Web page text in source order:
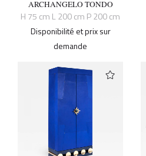
ARCHANGELO TONDO
H 75 cm L 200 cm P 200 cm
Disponibilité et prix sur
demande